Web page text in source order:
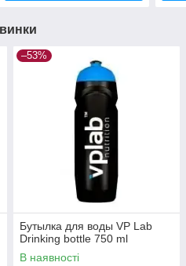
–53%
Бутылка для воды VP Lab
Drinking bottle 750 ml
В наявності